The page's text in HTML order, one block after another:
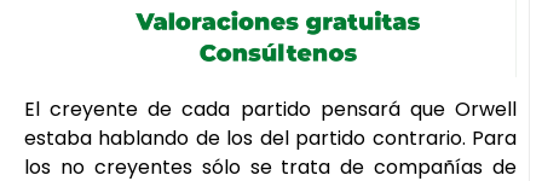
El creyente de cada partido pensará que Orwell
estaba hablando de los del partido contrario. Para
los no creyentes sólo se trata de compañías de